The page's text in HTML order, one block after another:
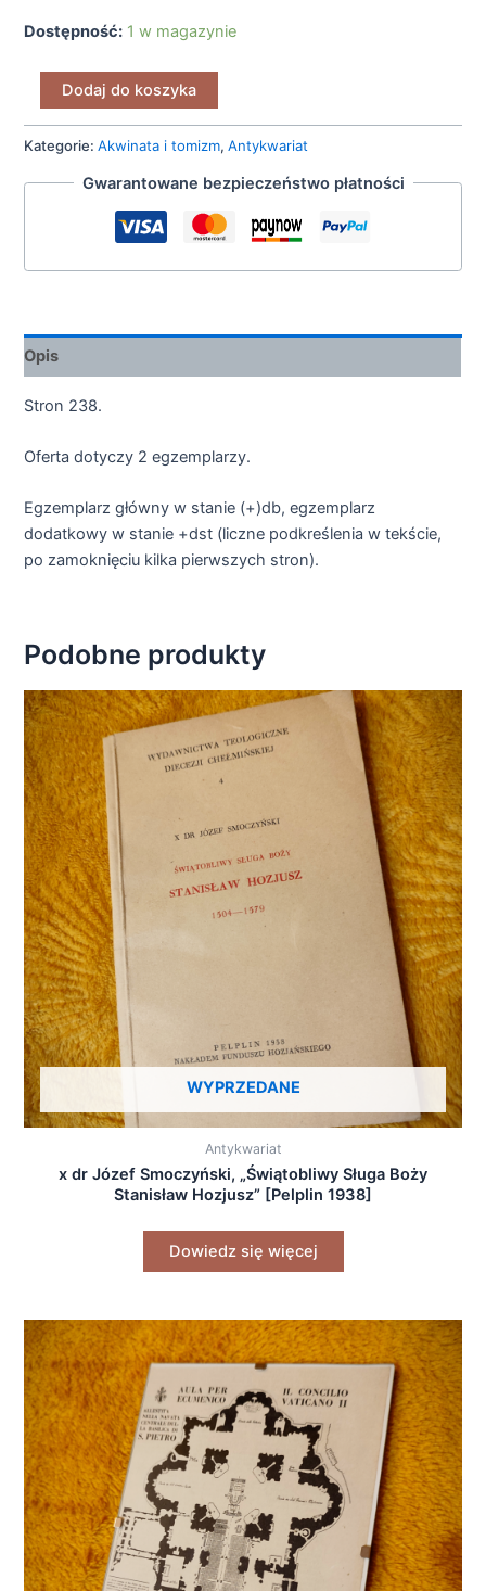
Dostępność: 1 w magazynie
Dodaj do koszyka
Kategorie:Akwinata i tomizm,Antykwariat
Gwarantowane bezpieczeństwo płatności
Opis
Stron 238.
Oferta dotyczy 2 egzemplarzy.
Egzemplarz główny w stanie (+)db, egzemplarz
dodatkowy w stanie +dst (liczne podkreślenia w tekście,
po zamoknięciu kilka pierwszych stron).
Podobne produkty
WYPRZEDANE
Antykwariat
x dr Józef Smoczyński, „Świątobliwy Sługa Boży
Stanisław Hozjusz” [Pelplin 1938]
Dowiedz się więcej